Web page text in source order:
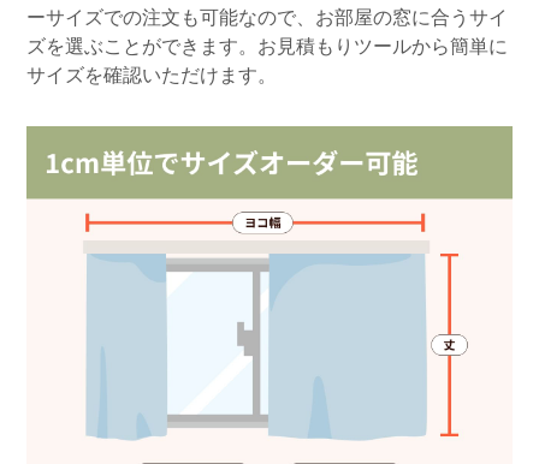
ーサイズでの注文も可能なので、お部屋の窓に合うサイ
ズを選ぶことができます。お見積もりツールから簡単に
サイズを確認いただけます。